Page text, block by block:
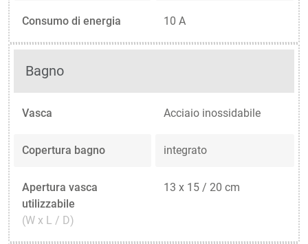
Consumo di energia 10 A
Bagno
Vasca Acciaio inossidabile
Copertura bagno integrato
Apertura vasca
utilizzabile
(W x L / D)
13 x 15 / 20 cm